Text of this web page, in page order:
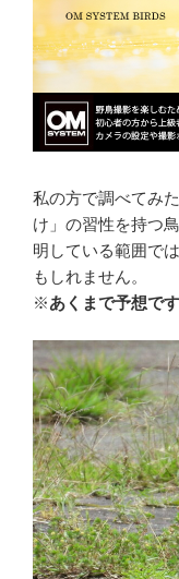
私の方で調べてみ
け」の習性を持つ
明している範囲で
もしれません。
※あくまで予想です